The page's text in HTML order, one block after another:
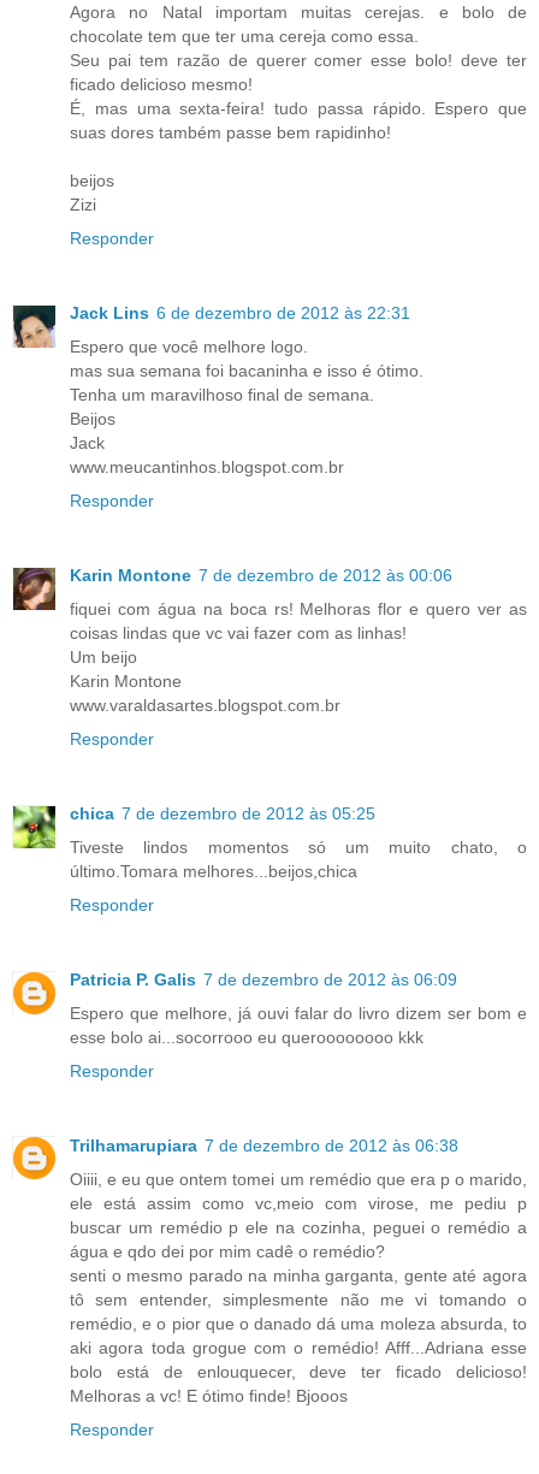
Agora no Natal importam muitas cerejas. e bolo de
chocolate tem que ter uma cereja como essa.
Seu pai tem razão de querer comer esse bolo! deve ter
ficado delicioso mesmo!
É, mas uma sexta-feira! tudo passa rápido. Espero que
suas dores também passe bem rapidinho!
beijos
Zizi
Responder
Jack Lins 6 de dezembro de 2012 às 22:31
Espero que você melhore logo.
mas sua semana foi bacaninha e isso é ótimo.
Tenha um maravilhoso final de semana.
Beijos
Jack
www.meucantinhos.blogspot.com.br
Responder
Karin Montone 7 de dezembro de 2012 às 00:06
fiquei com água na boca rs! Melhoras flor e quero ver as
coisas lindas que vc vai fazer com as linhas!
Um beijo
Karin Montone
www.varaldasartes.blogspot.com.br
Responder
chica 7 de dezembro de 2012 às 05:25
Tiveste lindos momentos só um muito chato, o
último.Tomara melhores...beijos,chica
Responder
Patricia P. Galis 7 de dezembro de 2012 às 06:09
Espero que melhore, já ouvi falar do livro dizem ser bom e
esse bolo ai...socorrooo eu queroooooooo kkk
Responder
Trilhamarupiara 7 de dezembro de 2012 às 06:38
Oiiii, e eu que ontem tomei um remédio que era p o marido,
ele está assim como vc,meio com virose, me pediu p
buscar um remédio p ele na cozinha, peguei o remédio a
água e qdo dei por mim cadê o remédio?
senti o mesmo parado na minha garganta, gente até agora
tô sem entender, simplesmente não me vi tomando o
remédio, e o pior que o danado dá uma moleza absurda, to
aki agora toda grogue com o remédio! Afff...Adriana esse
bolo está de enlouquecer, deve ter ficado delicioso!
Melhoras a vc! E ótimo finde! Bjooos
Responder